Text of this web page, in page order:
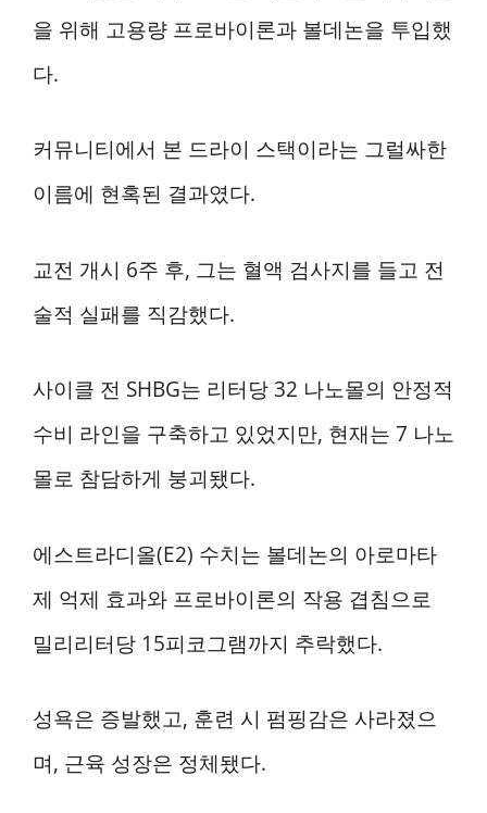
을 위해 고용량 프로바이론과 볼데논을 투입했
다.
커뮤니티에서 본 드라이 스택이라는 그럴싸한
이름에 현혹된 결과였다.
교전 개시 6주 후, 그는 혈액 검사지를 들고 전
술적 실패를 직감했다.
사이클 전 SHBG는 리터당 32 나노몰의 안정적
수비 라인을 구축하고 있었지만, 현재는 7 나노
몰로 참담하게 붕괴됐다.
에스트라디올(E2) 수치는 볼데논의 아로마타
제 억제 효과와 프로바이론의 작용 겹침으로
밀리리터당 15피코그램까지 추락했다.
성욕은 증발했고, 훈련 시 펌핑감은 사라졌으
며, 근육 성장은 정체됐다.